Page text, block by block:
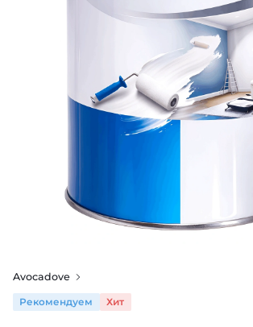
Avocadove
Рекомендуем Хит